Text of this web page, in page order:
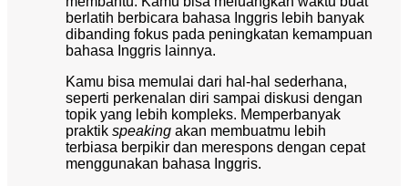
berlatih berbicara bahasa Inggris lebih banyak
dibanding fokus pada peningkatan kemampuan
bahasa Inggris lainnya.
Kamu bisa memulai dari hal-hal sederhana,
seperti perkenalan diri sampai diskusi dengan
topik yang lebih kompleks. Memperbanyak
praktik speaking akan membuatmu lebih
terbiasa berpikir dan merespons dengan cepat
menggunakan bahasa Inggris.